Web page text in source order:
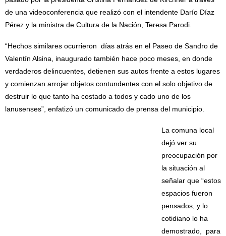
de una videoconferencia que realizó con el intendente Darío Díaz
Pérez y la ministra de Cultura de la Nación, Teresa Parodi.
“Hechos similares ocurrieron días atrás en el Paseo de Sandro de
Valentín Alsina, inaugurado también hace poco meses, en donde
verdaderos delincuentes, detienen sus autos frente a estos lugares
y comienzan arrojar objetos contundentes con el solo objetivo de
destruir lo que tanto ha costado a todos y cado uno de los
lanusenses”, enfatizó un comunicado de prensa del municipio.
La comuna local
dejó ver su
preocupación por
la situación al
señalar que “estos
espacios fueron
pensados, y lo
cotidiano lo ha
demostrado, para